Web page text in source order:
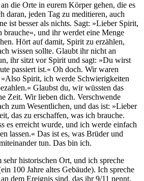
die Orte in eurem Körper gehen, die es
daran, jeden Tag zu meditieren, auch
ist besser als nichts. Sagt: »Lieber Spirit,
brauche«, und ihr werdet eine Menge
Hört auf damit, Spirit zu erzählen,
wissen sollte. Glaubt ihr nicht an
ihr sitzt vor Spirit und sagt: »Du wirst
passiert ist.« Oh doch. Wir waren
Spirit, ich werde Schwierigkeiten
Glaubst du, wir wüssten das
Zeit. Wir lieben dich. Verschwende
zum Wesentlichen, und das ist: »Lieber
das zu erschaffen, was ich brauche.
es erreicht wurde, und ich werde einfach
lassen.« Das ist es, was Brüder und
tun. Das bin ich.
historischen Ort, und ich spreche
100 Jahre altes Gebäude). Ich spreche
dem Ereignis sind, das ihr 9/11 nennt.